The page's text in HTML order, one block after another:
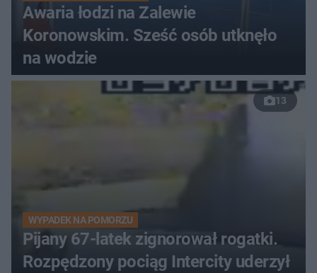
Awaria łodzi na Zalewie
Koronowskim. Sześć osób utknęło
na wodzie
13
WYPADEK NA POMORZU
Pijany 67-latek zignorował rogatki.
Rozpędzony pociąg Intercity uderzył